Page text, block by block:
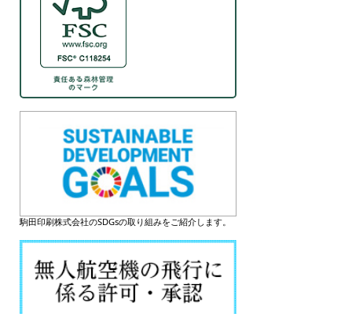
駒田印刷株式会社のSDGsの取り組みをご紹介します。